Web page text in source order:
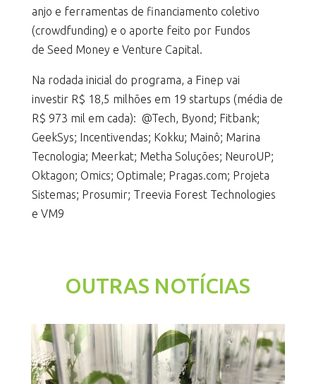
anjo e ferramentas de financiamento coletivo
(crowdfunding) e o aporte feito por Fundos
de Seed Money e Venture Capital.
Na rodada inicial do programa, a Finep vai
investir R$ 18,5 milhões em 19 startups (média de
R$ 973 mil em cada): @Tech, Byond; Fitbank;
GeekSys; Incentivendas; Kokku; Mainô; Marina
Tecnologia; Meerkat; Metha Soluções; NeuroUP;
Oktagon; Omics; Optimale; Pragas.com; Projeta
Sistemas; Prosumir; Treevia Forest Technologies
e VM9
OUTRAS NOTÍCIAS